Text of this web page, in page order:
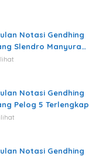
Notasi Gendhing
Slendro Manyura
Notasi Gendhing
Pelog 5 Terlengkap
Notasi Gendhing